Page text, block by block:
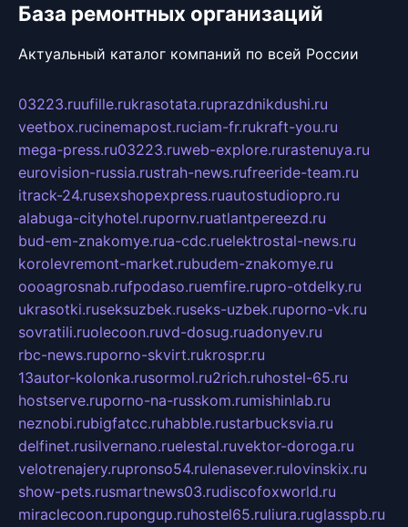
База ремонтных организаций
Актуальный каталог компаний по всей России
03223.ruufille.rukrasotata.ruprazdnikdushi.ru
veetbox.rucinemapost.ruciam-fr.rukraft-you.ru
mega-press.ru03223.ruweb-explore.rurastenuya.ru
eurovision-russia.rustrah-news.rufreeride-team.ru
itrack-24.rusexshopexpress.ruautostudiopro.ru
alabuga-cityhotel.rupornv.ruatlantpereezd.ru
bud-em-znakomye.rua-cdc.ruelektrostal-news.ru
korolevremont-market.rubudem-znakomye.ru
oooagrosnab.rufpodaso.ruemfire.rupro-otdelky.ru
ukrasotki.ruseksuzbek.ruseks-uzbek.ruporno-vk.ru
sovratili.ruolecoon.ruvd-dosug.ruadonyev.ru
rbc-news.ruporno-skvirt.rukrospr.ru
13autor-kolonka.rusormol.ru2rich.ruhostel-65.ru
hostserve.ruporno-na-russkom.rumishinlab.ru
neznobi.rubigfatcc.ruhabble.rustarbucksvia.ru
delfinet.rusilvernano.ruelestal.ruvektor-doroga.ru
velotrenajery.rupronso54.rulenasever.rulovinskix.ru
show-pets.rusmartnews03.rudiscofoxworld.ru
miraclecoon.rupongup.ruhostel65.ruliura.ruglasspb.ru